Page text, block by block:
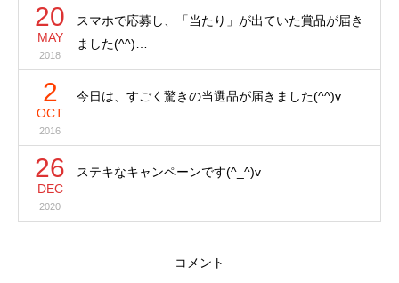
20
MAY
2018
スマホで応募し、「当たり」が出ていた賞品が届き
ました(^^)…
2
OCT
2016
今日は、すごく驚きの当選品が届きました(^^)v
26
DEC
2020
ステキなキャンペーンです(^_^)v
コメント